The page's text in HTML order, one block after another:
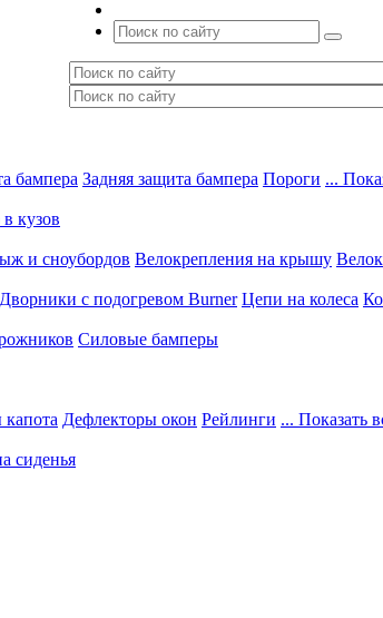
бампера Задняя защита бампера Пороги ...
кузов
и сноубордов Велокрепления на крышу
Дворники с подогревом Burner Цепи на колеса
Силовые бамперы
Дефлекторы окон Рейлинги ... Показать
сиденья